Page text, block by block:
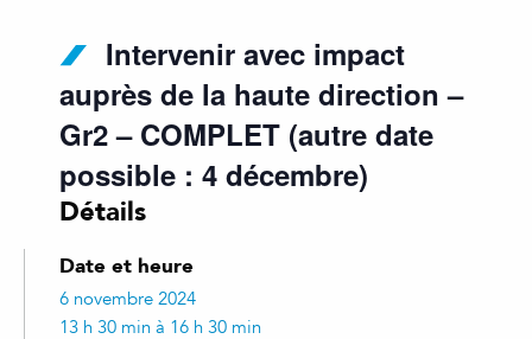
Intervenir avec impact
auprès de la haute direction –
Gr2 – COMPLET (autre date
possible : 4 décembre)
Détails
Date et heure
6 novembre 2024
13 h 30 min à 16 h 30 min